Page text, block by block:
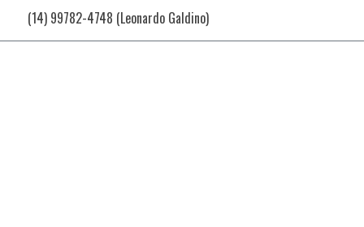
(14) 99782-4748 (Leonardo Galdino)